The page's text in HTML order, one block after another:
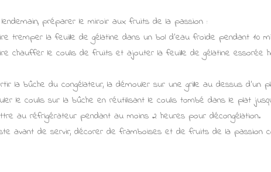
préparer le miroir aux fruits de la passion :
tremper la feuille de gélatine dans un bol d'eau froide pendant 10
chauffer le coulis de fruits et ajouter la feuille de gélatine essorée
la bûche du congélateur, la démouler sur une grille au dessus d'un
le coulis sur la bûche en réutilisant le coulis tombé dans le plat
au réfrigérateur pendant au moins 2 heures pour décongélation.
avant de servir, décorer de framboises et de fruits de la passion